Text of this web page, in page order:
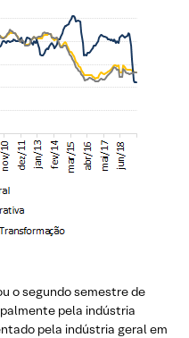
o segundo semestre de
pela indústria
pela indústria geral em